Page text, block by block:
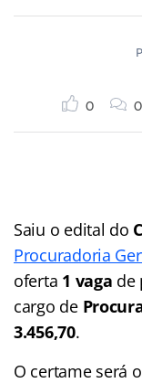
0 0
Saiu o edital do
Procuradoria
oferta 1 vaga de
cargo de
3.456,70.
O certame será